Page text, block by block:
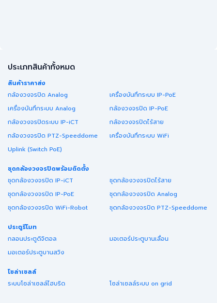
ประเภทสินค้าทั้งหมด
สินค้าราคาส่ง
กล้องวงจรปิด Analog
เครื่องบันทึกระบบ IP-PoE
เครื่องบันทึกระบบ Analog
กล้องวงจรปิด IP-PoE
กล้องวงจรปิดระบบ IP-iCT
กล้องวงจรปิดไร้สาย
กล้องวงจรปิด PTZ-Speeddome
เครื่องบันทึกระบบ WiFi
Uplink (Switch PoE)
ชุดกล้องวงจรปิดพร้อมติดตั้ง
ชุดกล้องวงจรปิด IP-iCT
ชุดกล้องวงจรปิดไร้สาย
ชุดกล้องวงจรปิด IP-PoE
ชุดกล้องวงจรปิด Analog
ชุดกล้องวงจรปิด WiFi-Robot
ชุดกล้องวงจรปิด PTZ-Speeddome
ประตูรีโมท
กลอนประตูดิจิตอล
มอเตอร์ประตูบานเลื่อน
มอเตอร์ประตูบานสวิง
โซล่าเซลล์
ระบบโซล่าเซลล์ไฮบริด
โซล่าเซลล์ระบบ on grid